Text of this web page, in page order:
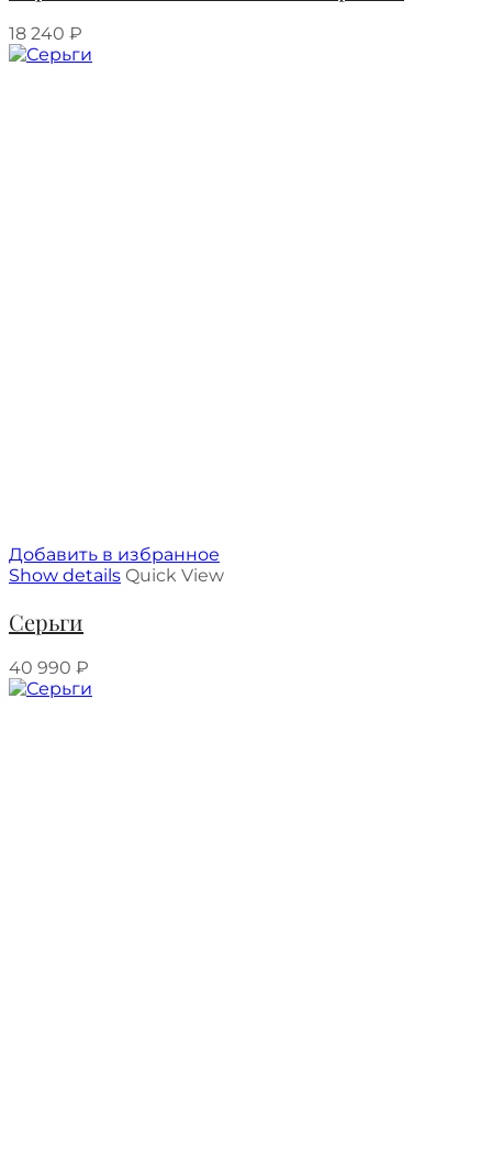
18 240 ₽
Добавить в избранное
Show details Quick View
Серьги
40 990 ₽